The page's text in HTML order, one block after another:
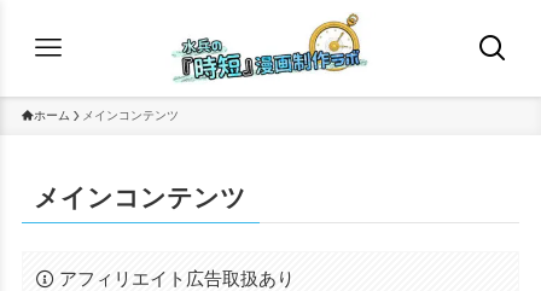
ホーム メインコンテンツ
メインコンテンツ
アフィリエイト広告取扱あり